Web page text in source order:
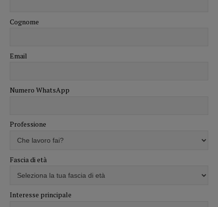
Cognome
Email
Numero WhatsApp
Professione
Fascia di età
Interesse principale